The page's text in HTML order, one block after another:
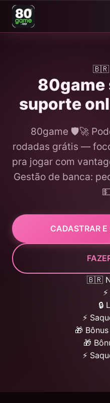
🇧🇷
suporte
80game 🛡️🚀
rodadas grátis —
pra jogar com
Gestão de banca:
CADASTRAR
🇧🇷
🔒
⚡
🎁
🎁
⚡